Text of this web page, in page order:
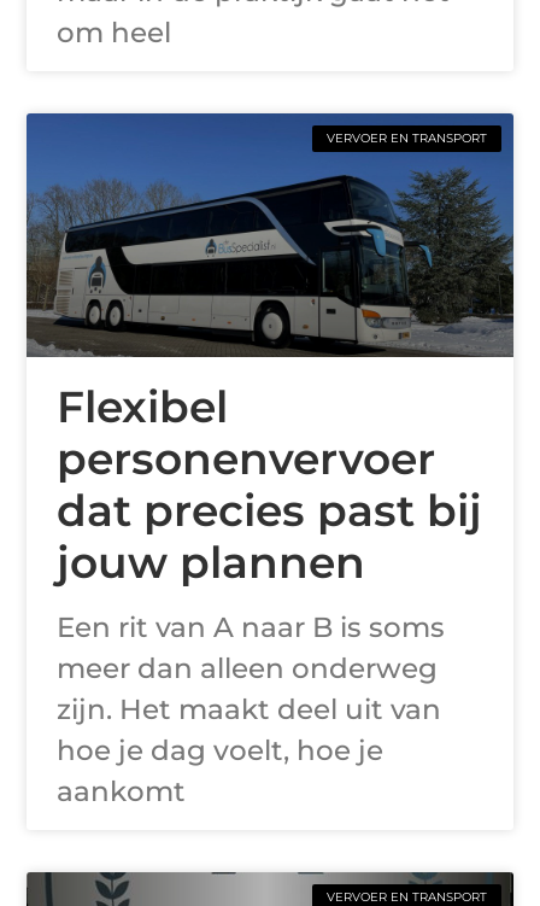
om heel
VERVOER EN TRANSPORT
Flexibel
personenvervoer
dat precies past bij
jouw plannen
Een rit van A naar B is soms
meer dan alleen onderweg
zijn. Het maakt deel uit van
hoe je dag voelt, hoe je
aankomt
VERVOER EN TRANSPORT